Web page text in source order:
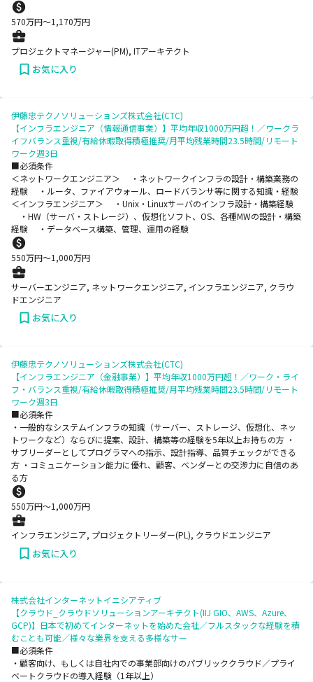
570万円〜1,170万円
プロジェクトマネージャー(PM), ITアーキテクト
お気に入り
伊藤忠テクノソリューションズ株式会社(CTC)
【インフラエンジニア（情報通信事業）】平均年収1000万円超！／ワークラ
イフバランス重視/有給休暇取得積極推奨/月平均残業時間23.5時間/リモート
ワーク週3日
■必須条件
＜ネットワークエンジニア＞ ・ネットワークインフラの設計・構築業務の
経験 ・ルータ、ファイアウォール、ロードバランサ等に関する知識・経験
＜インフラエンジニア＞ ・Unix・Linuxサーバのインフラ設計・構築経験
・HW（サーバ・ストレージ）、仮想化ソフト、OS、各種MWの設計・構築
経験 ・データベース構築、管理、運用の経験
550万円〜1,000万円
サーバーエンジニア, ネットワークエンジニア, インフラエンジニア, クラウ
ドエンジニア
お気に入り
伊藤忠テクノソリューションズ株式会社(CTC)
【インフラエンジニア（金融事業）】平均年収1000万円超！／ワーク・ライ
フ・バランス重視/有給休暇取得積極推奨/月平均残業時間23.5時間/リモート
ワーク週3日
■必須条件
・一般的なシステムインフラの知識（サーバー、ストレージ、仮想化、ネッ
トワークなど）ならびに提案、設計、構築等の経験を5年以上お持ちの方 ・
サブリーダーとしてプログラマへの指示、設計指導、品質チェックができる
方 ・コミュニケーション能力に優れ、顧客、ベンダーとの交渉力に自信のあ
る方
550万円〜1,000万円
インフラエンジニア, プロジェクトリーダー(PL), クラウドエンジニア
お気に入り
株式会社インターネットイニシアティブ
【クラウド_クラウドソリューションアーキテクト(IIJ GIO、AWS、Azure、
GCP)】日本で初めてインターネットを始めた会社／フルスタックな経験を積
むことも可能／様々な業界を支える多様なサー
■必須条件
・顧客向け、もしくは自社内での事業部向けのパブリッククラウド／プライ
ベートクラウドの導入経験（1年以上）